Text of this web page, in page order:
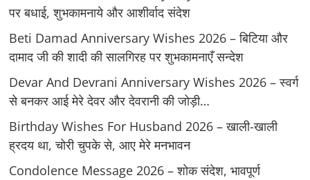
पर बधाई, शुभकामनाये और आशीर्वाद संदेश
Beti Damad Anniversary Wishes 2026 – बिटिया और
दामाद जी की शादी की सालगिरह पर शुभकामनाएँ सन्देश
Devar And Devrani Anniversary Wishes 2026 – स्वर्ग
से बनकर आई मेरे देवर और देवरानी की जोड़ी…
Birthday Wishes For Husband 2026 – खाली-खाली
ह्रदय था, चोरी चुपके से, आए मेरे मनभावन
Condolence Message 2026 – शोक संदेश, भावपूर्ण